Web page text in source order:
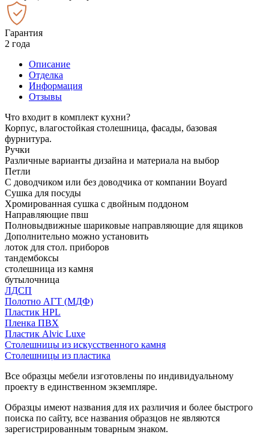
Гарантия
2 года
Описание
Отделка
Информация
Отзывы
Что входит в комплект кухни?
Корпус, влагостойкая столешница, фасады, базовая
фурнитура.
Ручки
Различные варианты дизайна и материала на выбор
Петли
С доводчиком или без доводчика от компании Boyard
Сушка для посуды
Хромированная сушка с двойным поддоном
Направляющие пвш
Полновыдвижные шариковые направляющие для ящиков
Дополнительно можно установить
лоток для стол. приборов
тандембоксы
столешница из камня
бутылочница
ЛДСП
Полотно АГТ (МДФ)
Пластик HPL
Пленка ПВХ
Пластик Alvic Luxe
Столешницы из искусственного камня
Столешницы из пластика
Все образцы мебели изготовлены по индивидуальному
проекту в единственном экземпляре.
Образцы имеют названия для их различия и более быстрого
поиска по сайту, все названия образцов не являются
зарегистрированным товарным знаком.